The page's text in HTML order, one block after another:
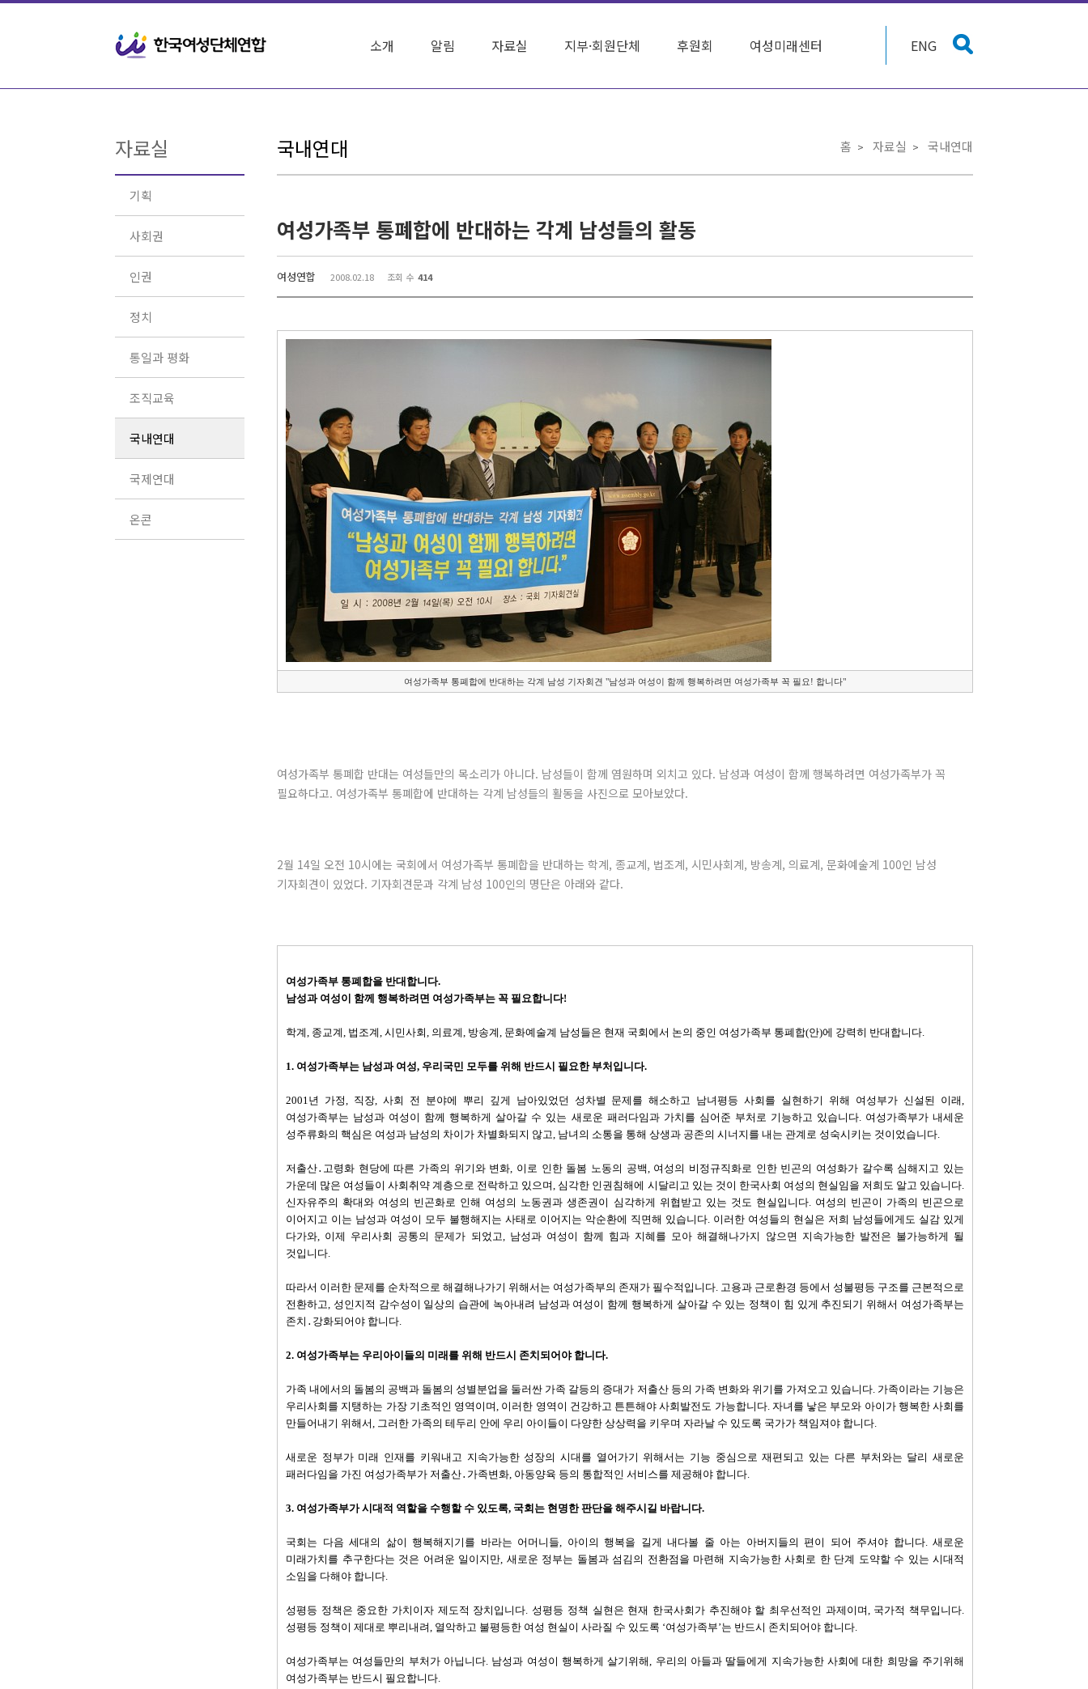
소개 알림 자료실 지부·회원단체 후원회 여성미래센터 ENG
자료실
기획
사회권
인권
정치
통일과 평화
조직교육
국내연대
국제연대
온콘
국내연대 홈 자료실 국내연대
여성가족부 통폐합에 반대하는 각계 남성들의 활동
여성연합 2008.02.18 조회 수 414
여성가족부 통폐합에 반대하는 각계 남성 기자회견 "남성과 여성이 함께 행복하려면 여성가족부 꼭 필요! 합니다"
여성가족부 통폐합 반대는 여성들만의 목소리가 아니다. 남성들이 함께 염원하며 외치고 있다. 남성과 여성이 함께 행복하려면 여성가족부가 꼭
필요하다고. 여성가족부 통폐합에 반대하는 각계 남성들의 활동을 사진으로 모아보았다.
2월 14일 오전 10시에는 국회에서 여성가족부 통폐합을 반대하는 학계, 종교계, 법조계, 시민사회계, 방송계, 의료계, 문화예술계 100인 남성
기자회견이 있었다. 기자회견문과 각계 남성 100인의 명단은 아래와 같다.
여성가족부 통폐합을 반대합니다.
남성과 여성이 함께 행복하려면 여성가족부는 꼭 필요합니다!
학계, 종교계, 법조계, 시민사회, 의료계, 방송계, 문화예술계 남성들은 현재 국회에서 논의 중인 여성가족부 통폐합(안)에 강력히 반대합니다.
1. 여성가족부는 남성과 여성, 우리국민 모두를 위해 반드시 필요한 부처입니다.
2001년 가정, 직장, 사회 전 분야에 뿌리 깊게 남아있었던 성차별 문제를 해소하고 남녀평등 사회를 실현하기 위해 여성부가 신설된 이래,
여성가족부는 남성과 여성이 함께 행복하게 살아갈 수 있는 새로운 패러다임과 가치를 심어준 부처로 기능하고 있습니다. 여성가족부가 내세운
성주류화의 핵심은 여성과 남성의 차이가 차별화되지 않고, 남녀의 소통을 통해 상생과 공존의 시너지를 내는 관계로 성숙시키는 것이었습니다.
저출산․고령화 현당에 따른 가족의 위기와 변화, 이로 인한 돌봄 노동의 공백, 여성의 비정규직화로 인한 빈곤의 여성화가 갈수록 심해지고 있는
가운데 많은 여성들이 사회취약 계층으로 전락하고 있으며, 심각한 인권침해에 시달리고 있는 것이 한국사회 여성의 현실임을 저희도 알고 있습니다.
신자유주의 확대와 여성의 빈곤화로 인해 여성의 노동권과 생존권이 심각하게 위협받고 있는 것도 현실입니다. 여성의 빈곤이 가족의 빈곤으로
이어지고 이는 남성과 여성이 모두 불행해지는 사태로 이어지는 악순환에 직면해 있습니다. 이러한 여성들의 현실은 저희 남성들에게도 실감 있게
다가와, 이제 우리사회 공통의 문제가 되었고, 남성과 여성이 함께 힘과 지혜를 모아 해결해나가지 않으면 지속가능한 발전은 불가능하게 될
것입니다.
따라서 이러한 문제를 순차적으로 해결해나가기 위해서는 여성가족부의 존재가 필수적입니다. 고용과 근로환경 등에서 성불평등 구조를 근본적으로
전환하고, 성인지적 감수성이 일상의 습관에 녹아내려 남성과 여성이 함께 행복하게 살아갈 수 있는 정책이 힘 있게 추진되기 위해서 여성가족부는
존치․강화되어야 합니다.
2. 여성가족부는 우리아이들의 미래를 위해 반드시 존치되어야 합니다.
가족 내에서의 돌봄의 공백과 돌봄의 성별분업을 둘러싼 가족 갈등의 증대가 저출산 등의 가족 변화와 위기를 가져오고 있습니다. 가족이라는 기능은
우리사회를 지탱하는 가장 기초적인 영역이며, 이러한 영역이 건강하고 튼튼해야 사회발전도 가능합니다. 자녀를 낳은 부모와 아이가 행복한 사회를
만들어내기 위해서, 그러한 가족의 테두리 안에 우리 아이들이 다양한 상상력을 키우며 자라날 수 있도록 국가가 책임져야 합니다.
새로운 정부가 미래 인재를 키워내고 지속가능한 성장의 시대를 열어가기 위해서는 기능 중심으로 재편되고 있는 다른 부처와는 달리 새로운
패러다임을 가진 여성가족부가 저출산․가족변화, 아동양육 등의 통합적인 서비스를 제공해야 합니다.
3. 여성가족부가 시대적 역할을 수행할 수 있도록, 국회는 현명한 판단을 해주시길 바랍니다.
국회는 다음 세대의 삶이 행복해지기를 바라는 어머니들, 아이의 행복을 길게 내다볼 줄 아는 아버지들의 편이 되어 주셔야 합니다. 새로운
미래가치를 추구한다는 것은 어려운 일이지만, 새로운 정부는 돌봄과 섬김의 전환점을 마련해 지속가능한 사회로 한 단계 도약할 수 있는 시대적
소임을 다해야 합니다.
성평등 정책은 중요한 가치이자 제도적 장치입니다. 성평등 정책 실현은 현재 한국사회가 추진해야 할 최우선적인 과제이며, 국가적 책무입니다.
성평등 정책이 제대로 뿌리내려, 열악하고 불평등한 여성 현실이 사라질 수 있도록 ‘여성가족부’는 반드시 존치되어야 합니다.
여성가족부는 여성들만의 부처가 아닙니다. 남성과 여성이 행복하게 살기위해, 우리의 아들과 딸들에게 지속가능한 사회에 대한 희망을 주기위해
여성가족부는 반드시 필요합니다.